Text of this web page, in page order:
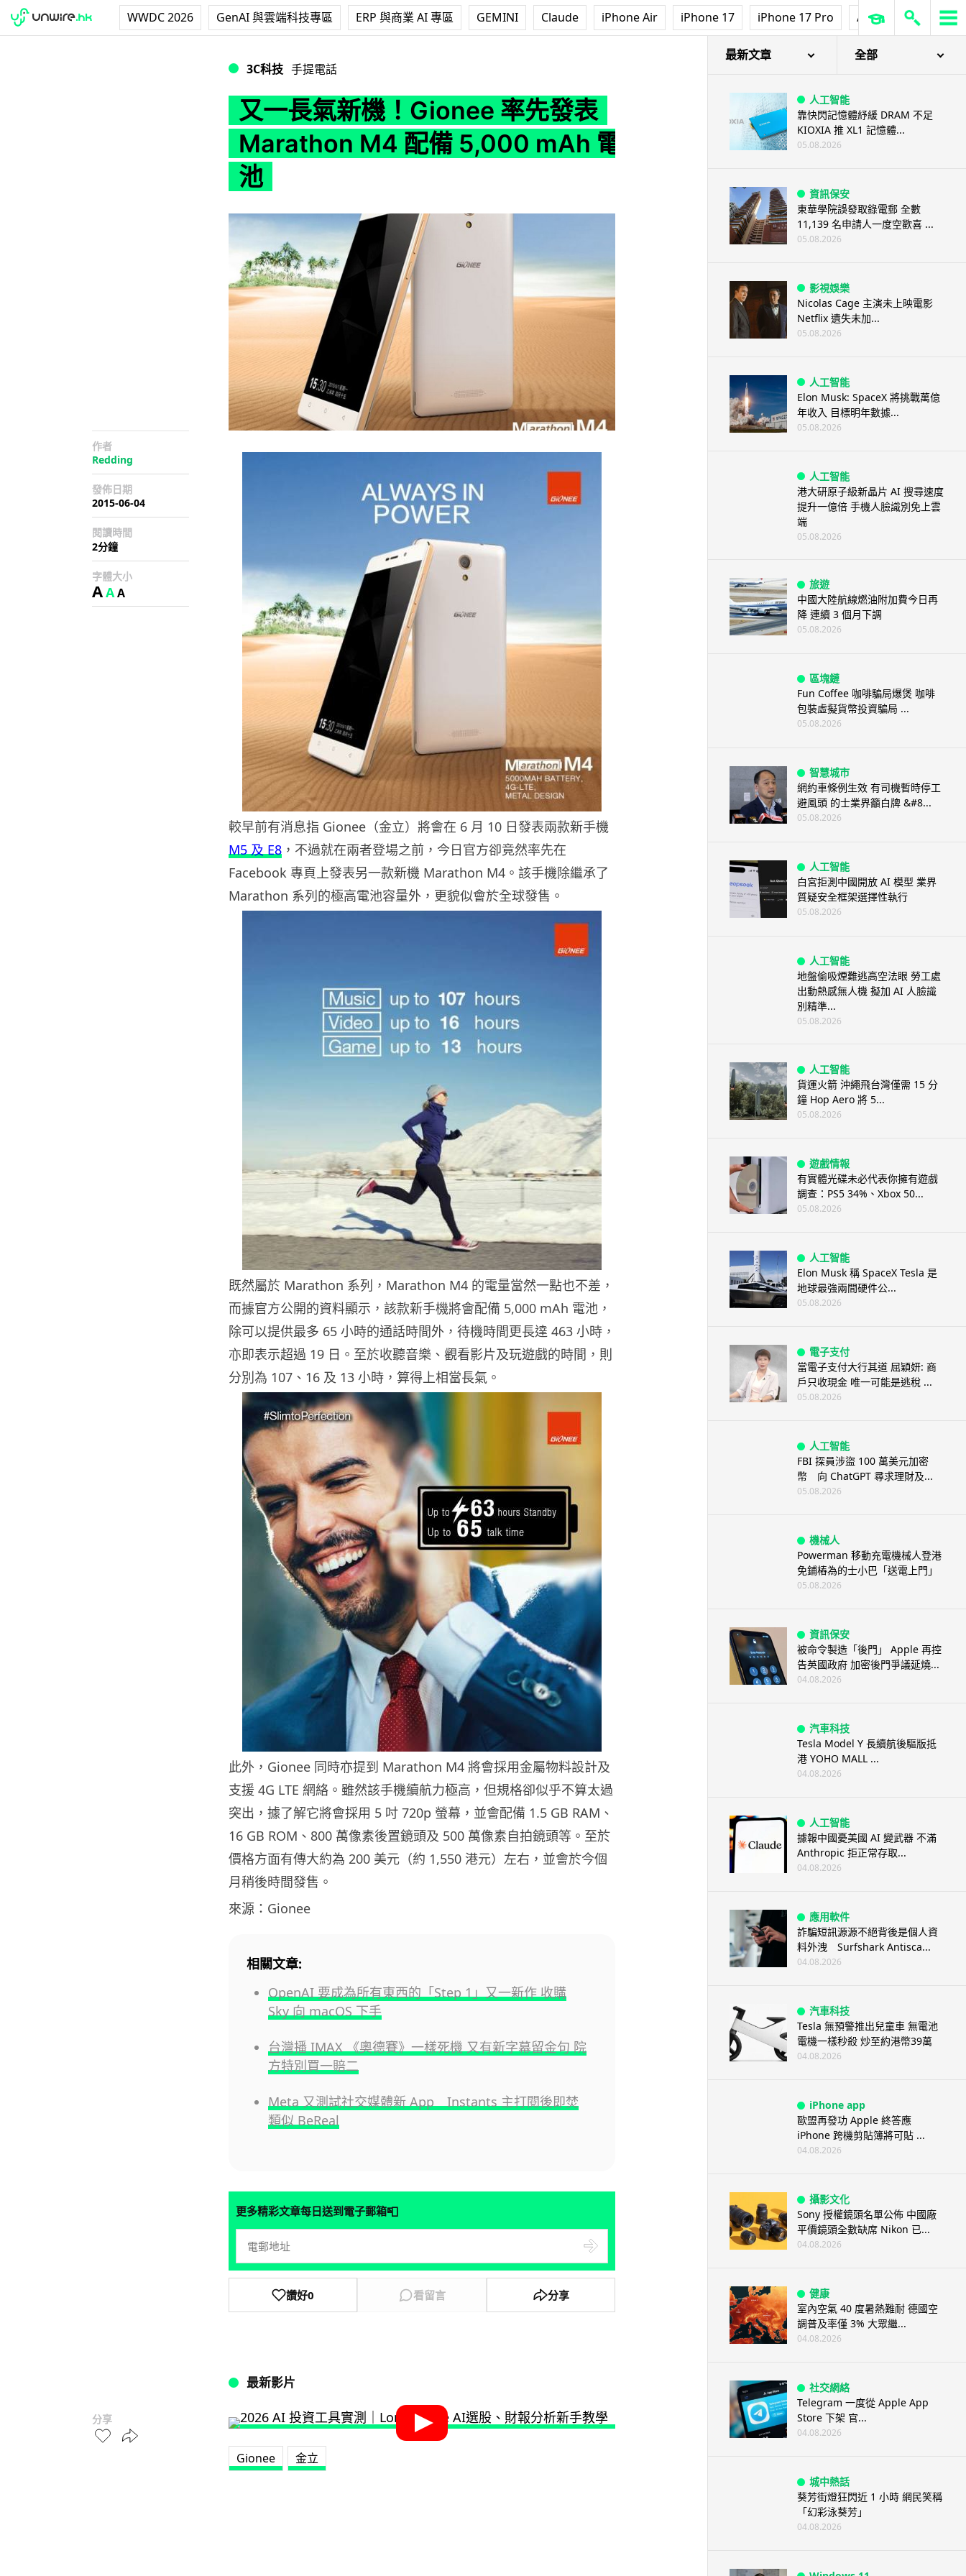
WWDC 2026 GenAI 與雲端科技專區 ERP 與商業 AI 專區 GEMINI Claude iPhone Air iPhone 17 iPhone 17 Pro AirPods Pro 3
3C科技 手提電話
又一長氣新機！Gionee 率先發表
Marathon M4 配備 5,000 mAh 電
池
作者
Redding
發佈日期
2015-06-04
閱讀時間
2分鐘
字體大小
AAA
分享
較早前有消息指 Gionee（金立）將會在 6 月 10 日發表兩款新手機
M5 及 E8 ，不過就在兩者登場之前，今日官方卻竟然率先在
Facebook 專頁上發表另一款新機 Marathon M4。該手機除繼承了
Marathon 系列的極高電池容量外，更貌似會於全球發售。
既然屬於 Marathon 系列，Marathon M4 的電量當然一點也不差，
而據官方公開的資料顯示，該款新手機將會配備 5,000 mAh 電池，
除可以提供最多 65 小時的通話時間外，待機時間更長達 463 小時，
亦即表示超過 19 日。至於收聽音樂、觀看影片及玩遊戲的時間，則
分別為 107、16 及 13 小時，算得上相當長氣。
此外，Gionee 同時亦提到 Marathon M4 將會採用金屬物料設計及
支援 4G LTE 網絡。雖然該手機續航力極高，但規格卻似乎不算太過
突出，據了解它將會採用 5 吋 720p 螢幕，並會配備 1.5 GB RAM、
16 GB ROM、800 萬像素後置鏡頭及 500 萬像素自拍鏡頭等。至於
價格方面有傳大約為 200 美元（約 1,550 港元）左右，並會於今個
月稍後時間發售。
來源：Gionee
相關文章:
OpenAI 要成為所有東西的「Step 1」又一新作 收購
Sky 向 macOS 下手
台灣播 IMAX 《奧德賽》一樣死機 又有新字幕留金句 院
方特別買一賠二
Meta 又測試社交媒體新 App Instants 主打閱後即焚
類似 BeReal
更多精彩文章每日送到電子郵箱📮
讚好0 看留言 分享
最新影片
Gionee 金立
最新文章 全部
人工智能
靠快閃記憶體紓緩 DRAM 不足
KIOXIA 推 XL1 記憶體...
05.08.2026
資訊保安
東華學院誤發取錄電郵 全數
11,139 名申請人一度空歡喜 ...
05.08.2026
影視娛樂
Nicolas Cage 主演未上映電影
Netflix 遺失未加...
05.08.2026
人工智能
Elon Musk: SpaceX 將挑戰萬億
年收入 目標明年數據...
05.08.2026
人工智能
港大研原子級新晶片 AI 搜尋速度
提升一億倍 手機人臉識別免上雲
端
05.08.2026
旅遊
中國大陸航線燃油附加費今日再
降 連續 3 個月下調
05.08.2026
區塊鏈
Fun Coffee 咖啡騙局爆煲 咖啡
包裝虛擬貨幣投資騙局 ...
05.08.2026
智慧城市
網約車條例生效 有司機暫時停工
避風頭 的士業界籲白牌 &#8...
05.08.2026
人工智能
白宮拒測中國開放 AI 模型 業界
質疑安全框架選擇性執行
05.08.2026
人工智能
地盤偷吸煙難逃高空法眼 勞工處
出動熱感無人機 擬加 AI 人臉識
別精準...
05.08.2026
人工智能
貨運火箭 沖繩飛台灣僅需 15 分
鐘 Hop Aero 將 5...
05.08.2026
遊戲情報
有實體光碟未必代表你擁有遊戲
調查：PS5 34%、Xbox 50...
05.08.2026
人工智能
Elon Musk 稱 SpaceX Tesla 是
地球最強兩間硬件公...
05.08.2026
電子支付
當電子支付大行其道 屈穎妍: 商
戶只收現金 唯一可能是逃稅 ...
05.08.2026
人工智能
FBI 探員涉盜 100 萬美元加密
幣 向 ChatGPT 尋求理財及...
05.08.2026
機械人
Powerman 移動充電機械人登港
免鋪樁為的士小巴「送電上門」
05.08.2026
資訊保安
被命令製造「後門」 Apple 再控
告英國政府 加密後門爭議延燒...
04.08.2026
汽車科技
Tesla Model Y 長續航後驅版抵
港 YOHO MALL ...
04.08.2026
人工智能
據報中國憂美國 AI 變武器 不滿
Anthropic 拒正常存取...
04.08.2026
應用軟件
詐騙短訊源源不絕背後是個人資
料外洩 Surfshark Antisca...
04.08.2026
汽車科技
Tesla 無預警推出兒童車 無電池
電機一樣秒殺 炒至約港幣39萬
04.08.2026
iPhone app
歐盟再發功 Apple 終答應
iPhone 跨機剪貼簿將可貼 ...
04.08.2026
攝影文化
Sony 授權鏡頭名單公佈 中國廠
平價鏡頭全數缺席 Nikon 已...
04.08.2026
健康
室內空氣 40 度暑熱難耐 德國空
調普及率僅 3% 大眾繼...
04.08.2026
社交網絡
Telegram 一度從 Apple App
Store 下架 官...
04.08.2026
城中熱話
葵芳街燈狂閃近 1 小時 網民笑稱
「幻彩泳葵芳」
04.08.2026